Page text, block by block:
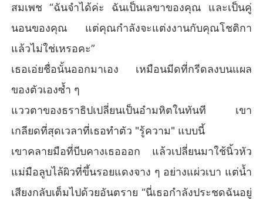
สมเพช “ฉันจำได้ค่ะ ฉันเป็นเลขาของคุณ และเป็นคู่
นอนของคุณ แต่คุณกำลังจะแต่งงานกับคุณโชติกา
แล้วไม่ใช่เหรอคะ”
เธอเอ่ยชื่อนั้นออกมาเอง เหมือนมีดที่กรีดลงบนแผล
ของตัวเองซ้ำ ๆ
แววตาของธราธิปเปลี่ยนเป็นอำมหิตในทันที เขา
เกลียดที่สุดเวลาที่เธอทำตัว "รู้ความ" แบบนี้
เขาคลายมือที่บีบคางเธอออก แล้วเปลี่ยนมาใช้นิ้วหัว
แม่มือลูบไล้ผิวที่ขึ้นรอยแดงจาง ๆ อย่างแผ่วเบา แต่น้ำ
เสียงกลับเต็มไปด้วยอันตราย “นี่เธอกำลังประชดฉันอยู่